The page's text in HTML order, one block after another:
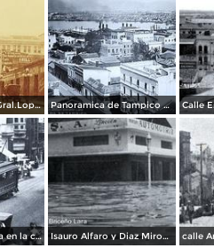
calle Aurora hoy Gral.Lopez de Lara Panoramica de Tampico y Laguna del Carpintero
Tranvia de madera en la calle Muelle Isauro Alfaro y Diaz Miron durante la inundacion en 1955